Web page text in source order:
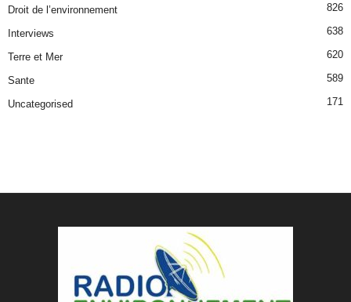
Droit de l’environnement 826
Interviews 638
Terre et Mer 620
Sante 589
Uncategorised 171